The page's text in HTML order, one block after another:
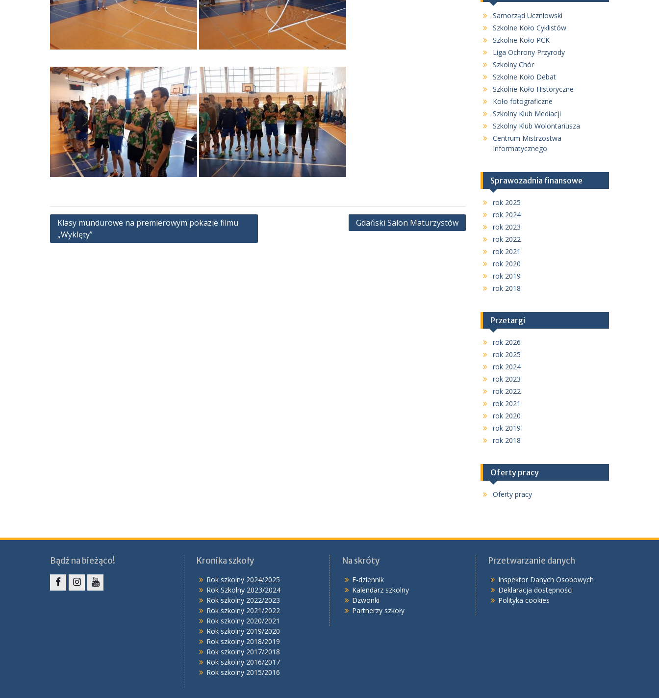
Nawigacja
wpisu
Klasy mundurowe na premierowym pokazie filmu
„Wyklęty”
Gdański Salon Maturzystów
Samorząd Uczniowski
Szkolne Koło Cyklistów
Szkolne Koło PCK
Liga Ochrony Przyrody
Szkolny Chór
Szkolne Koło Debat
Szkolne Koło Historyczne
Koło fotograficzne
Szkolny Klub Mediacji
Szkolny Klub Wolontariusza
Centrum Mistrzostwa
Informatycznego
Sprawozadnia finansowe
rok 2025
rok 2024
rok 2023
rok 2022
rok 2021
rok 2020
rok 2019
rok 2018
Przetargi
rok 2026
rok 2025
rok 2024
rok 2023
rok 2022
rok 2021
rok 2020
rok 2019
rok 2018
Oferty pracy
Oferty pracy
Bądź na bieżąco! Kronika szkoły
Rok szkolny 2024/2025
Rok Szkolny 2023/2024
Rok szkolny 2022/2023
Rok szkolny 2021/2022
Rok szkolny 2020/2021
Rok szkolny 2019/2020
Rok szkolny 2018/2019
Rok szkolny 2017/2018
Rok szkolny 2016/2017
Rok szkolny 2015/2016
Na skróty
E-dziennik
Kalendarz szkolny
Dzwonki
Partnerzy szkoły
Przetwarzanie danych
Inspektor Danych Osobowych
Deklaracja dostępności
Polityka cookies